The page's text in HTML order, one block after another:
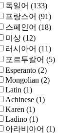
독일어 (133)
프랑스어 (91)
스페인어 (18)
미상 (12)
러시아어 (11)
포르투칼어 (5)
Esperanto (2)
Mongolian (2)
Latin (1)
Achinese (1)
Karen (1)
Ladino (1)
아라비아어 (1)